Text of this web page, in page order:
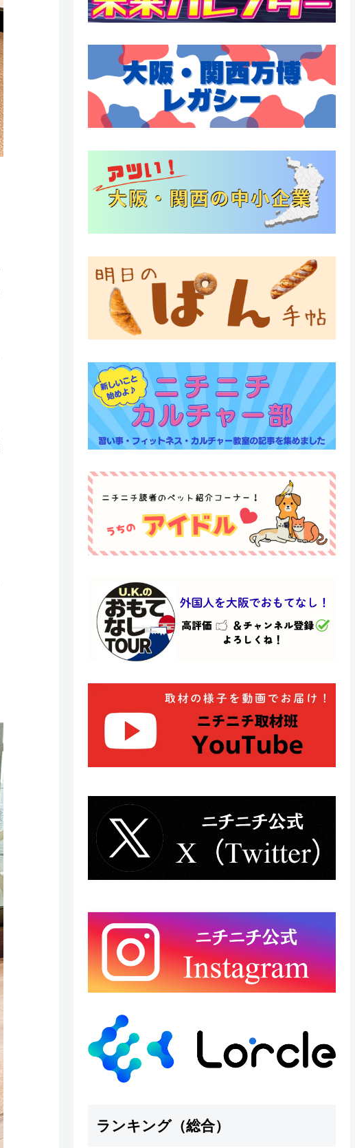
ランキング（総合）